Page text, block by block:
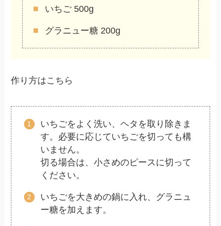
いちご 500g
グラニュー糖 200g
作り方はこちら
いちごをよく洗い、ヘタを取り除きま
す。必要に応じていちごを切っても構
いません。
切る場合は、小さめのピースに切って
ください。
いちごを大きめの鍋に入れ、グラニュ
ー糖を加えます。